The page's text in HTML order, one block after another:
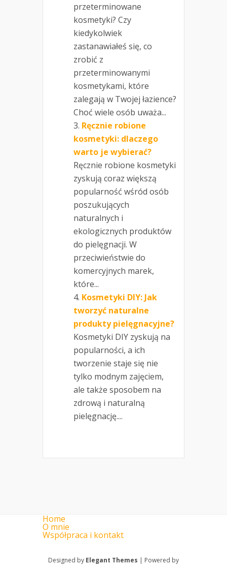
przeterminowane
kosmetyki? Czy
kiedykolwiek
zastanawiałeś się, co
zrobić z
przeterminowanymi
kosmetykami, które
zalegają w Twojej łazience?
Choć wiele osób uważa...
Ręcznie robione
kosmetyki: dlaczego
warto je wybierać?
Ręcznie robione kosmetyki
zyskują coraz większą
popularność wśród osób
poszukujących
naturalnych i
ekologicznych produktów
do pielęgnacji. W
przeciwieństwie do
komercyjnych marek,
które...
Kosmetyki DIY: Jak
tworzyć naturalne
produkty pielęgnacyjne?
Kosmetyki DIY zyskują na
popularności, a ich
tworzenie staje się nie
tylko modnym zajęciem,
ale także sposobem na
zdrową i naturalną
pielęgnację....
Home
O mnie
Współpraca i kontakt
Designed by Elegant Themes | Powered by